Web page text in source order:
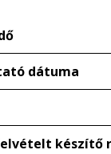
dátuma
készítő